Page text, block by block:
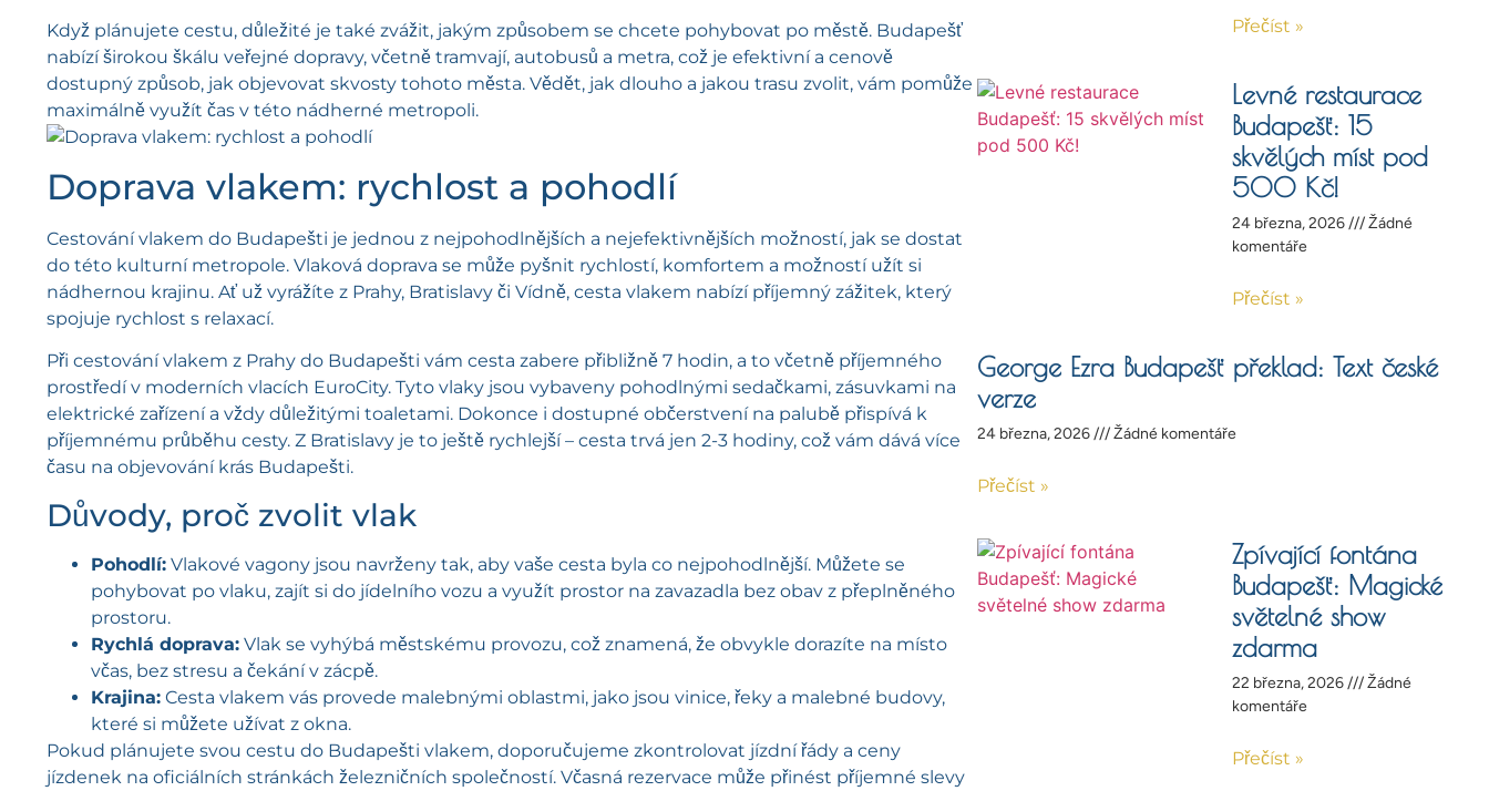
Když plánujete cestu, důležité je také zvážit, jakým způsobem se chcete pohybovat po městě. Budapešť
nabízí širokou škálu veřejné dopravy, včetně tramvají, autobusů a metra, což je efektivní a cenově
dostupný způsob, jak objevovat skvosty tohoto města. Vědět, jak dlouho a jakou trasu zvolit, vám pomůže
maximálně využít čas v této nádherné metropoli.
Doprava vlakem: rychlost a pohodlí
Cestování vlakem do Budapešti je jednou z nejpohodlnějších a nejefektivnějších možností, jak se dostat
do této kulturní metropole. Vlaková doprava se může pyšnit rychlostí, komfortem a možností užít si
nádhernou krajinu. Ať už vyrážíte z Prahy, Bratislavy či Vídně, cesta vlakem nabízí příjemný zážitek, který
spojuje rychlost s relaxací.
Při cestování vlakem z Prahy do Budapešti vám cesta zabere přibližně 7 hodin, a to včetně příjemného
prostředí v moderních vlacích EuroCity. Tyto vlaky jsou vybaveny pohodlnými sedačkami, zásuvkami na
elektrické zařízení a vždy důležitými toaletami. Dokonce i dostupné občerstvení na palubě přispívá k
příjemnému průběhu cesty. Z Bratislavy je to ještě rychlejší – cesta trvá jen 2-3 hodiny, což vám dává více
času na objevování krás Budapešti.
Důvody, proč zvolit vlak
Pohodlí: Vlakové vagony jsou navrženy tak, aby vaše cesta byla co nejpohodlnější. Můžete se
pohybovat po vlaku, zajít si do jídelního vozu a využít prostor na zavazadla bez obav z přeplněného
prostoru.
Rychlá doprava: Vlak se vyhýbá městskému provozu, což znamená, že obvykle dorazíte na místo
včas, bez stresu a čekání v zácpě.
Krajina: Cesta vlakem vás provede malebnými oblastmi, jako jsou vinice, řeky a malebné budovy,
které si můžete užívat z okna.
Pokud plánujete svou cestu do Budapešti vlakem, doporučujeme zkontrolovat jízdní řády a ceny
jízdenek na oficiálních stránkách železničních společností. Včasná rezervace může přinést příjemné slevy
Přečíst »
Levné restaurace
Budapešť: 15
skvělých míst pod
500 Kč!
24 března, 2026
Žádné
komentáře
Přečíst »
George Ezra Budapešť překlad: Text české
verze
24 března, 2026 Žádné komentáře
Přečíst »
Zpívající fontána
Budapešť: Magické
světelné show
zdarma
22 března, 2026
Žádné
komentáře
Přečíst »